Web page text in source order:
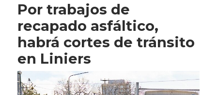
Por trabajos de
recapado asfáltico,
habrá cortes de tránsito
en Liniers